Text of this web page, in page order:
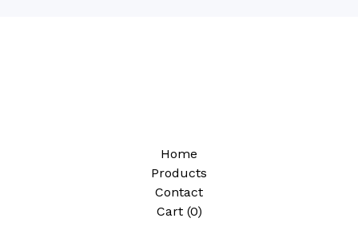
Home
Products
Contact
Cart (0)